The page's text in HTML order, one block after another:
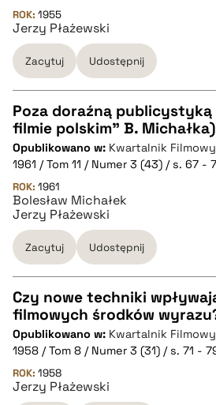
pobierz cytat
BIBTEX
pobierz cytat
ROK: 1955
Jerzy Płażewski
Zacytuj Udostępnij
CZYSTY TEKST
pobierz cytat
BIBTEX
pobierz cytat
Poza doraźną
filmie polskim" B. Michałka)
Opublikowano w: Kwartalnik Filmowy
1961 / Tom 11 / Numer 3 (43) / s. 67 -
ROK: 1961
Bolesław Michałek
Jerzy Płażewski
Zacytuj Udostępnij
CZYSTY TEKST
pobierz cytat
Czy nowe techniki
filmowych środków
Opublikowano w: Kwartalnik Filmowy
1958 / Tom 8 / Numer 3 (31) / s. 71 -
ROK: 1958
Jerzy Płażewski